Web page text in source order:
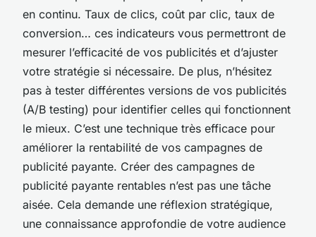
en continu. Taux de clics, coût par clic, taux de
conversion… ces indicateurs vous permettront de
mesurer l’efficacité de vos publicités et d’ajuster
votre stratégie si nécessaire. De plus, n’hésitez
pas à tester différentes versions de vos publicités
(A/B testing) pour identifier celles qui fonctionnent
le mieux. C’est une technique très efficace pour
améliorer la rentabilité de vos campagnes de
publicité payante. Créer des campagnes de
publicité payante rentables n’est pas une tâche
aisée. Cela demande une réflexion stratégique,
une connaissance approfondie de votre audience